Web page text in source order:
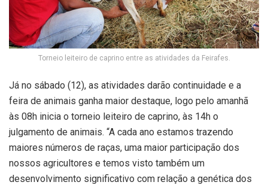
Torneio leiteiro de caprino entre as atividades da Feirafes.
Já no sábado (12), as atividades darão continuidade e a
feira de animais ganha maior destaque, logo pelo amanhã
às 08h inicia o torneio leiteiro de caprino, às 14h o
julgamento de animais. “A cada ano estamos trazendo
maiores números de raças, uma maior participação dos
nossos agricultores e temos visto também um
desenvolvimento significativo com relação a genética dos